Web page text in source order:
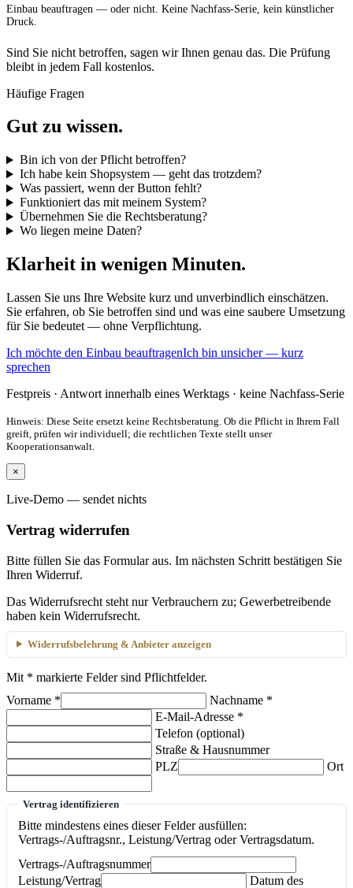
Einbau beauftragen — oder nicht. Keine Nachfass-Serie, kein künstlicher
Druck.
Sind Sie nicht betroffen, sagen wir Ihnen genau das. Die Prüfung
bleibt in jedem Fall kostenlos.
Häufige Fragen
Gut zu wissen.
Bin ich von der Pflicht betroffen?
Ich habe kein Shopsystem — geht das trotzdem?
Was passiert, wenn der Button fehlt?
Funktioniert das mit meinem System?
Übernehmen Sie die Rechtsberatung?
Wo liegen meine Daten?
Klarheit in wenigen Minuten.
Lassen Sie uns Ihre Website kurz und unverbindlich einschätzen.
Sie erfahren, ob Sie betroffen sind und was eine saubere Umsetzung
für Sie bedeutet — ohne Verpflichtung.
Ich möchte den Einbau beauftragenIch bin unsicher — kurz
sprechen
Festpreis · Antwort innerhalb eines Werktags · keine Nachfass-Serie
Hinweis: Diese Seite ersetzt keine Rechtsberatung. Ob die Pflicht in Ihrem Fall
greift, prüfen wir individuell; die rechtlichen Texte stellt unser
Kooperationsanwalt.
×
Live-Demo — sendet nichts
Vertrag widerrufen
Bitte füllen Sie das Formular aus. Im nächsten Schritt bestätigen Sie
Ihren Widerruf.
Das Widerrufsrecht steht nur Verbrauchern zu; Gewerbetreibende
haben kein Widerrufsrecht.
Widerrufsbelehrung & Anbieter anzeigen
Mit * markierte Felder sind Pflichtfelder.
Vorname * Nachname *
E-Mail-Adresse *
Telefon (optional)
Straße & Hausnummer
PLZ
Ort
Vertrag identifizieren
Bitte mindestens eines dieser Felder ausfüllen:
Vertrags-/Auftragsnr., Leistung/Vertrag oder Vertragsdatum.
Vertrags-/Auftragsnummer
Leistung/Vertrag
Datum des